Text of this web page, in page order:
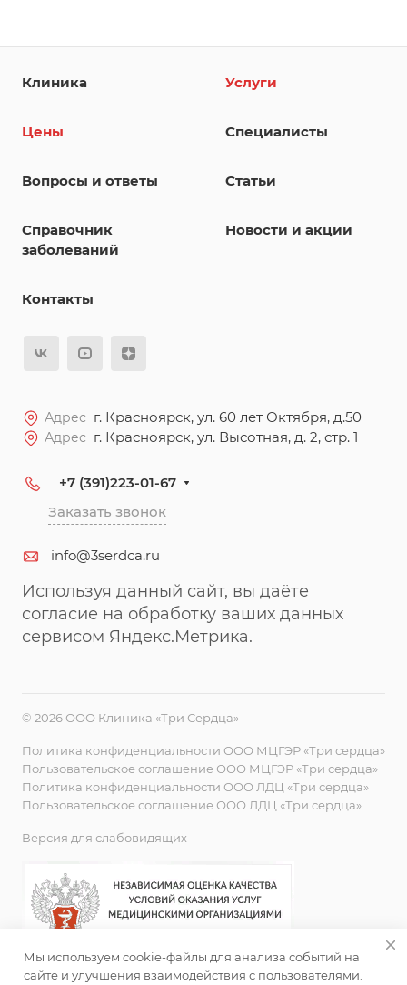
Клиника Услуги
Цены Специалисты
Вопросы и ответы Статьи
Справочник
заболеваний
Новости и акции
Контакты
Адрес г. Красноярск, ул. 60 лет Октября, д.50
Адрес г. Красноярск, ул. Высотная, д. 2, стр. 1
+7 (391)223-01-67
Заказать звонок
info@3serdca.ru
Используя данный сайт, вы даёте
согласие на обработку ваших данных
сервисом Яндекс.Метрика.
© 2026 ООО Клиника «Три Сердца»
Политика конфиденциальности ООО МЦГЭР «Три сердца»
Пользовательское соглашение ООО МЦГЭР «Три сердца»
Политика конфиденциальности ООО ЛДЦ «Три сердца»
Пользовательское соглашение ООО ЛДЦ «Три сердца»
Версия для слабовидящих
Мы используем cookie-файлы для анализа событий на
сайте и улучшения взаимодействия с пользователями.